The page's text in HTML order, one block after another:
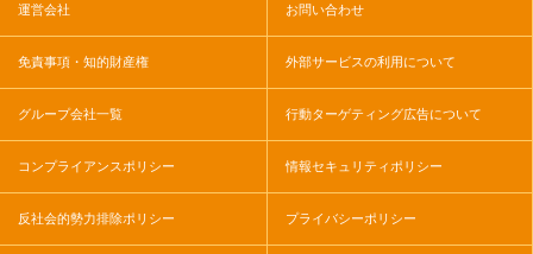
運営会社 お問い合わせ
免責事項・知的財産権 外部サービスの利用について
グループ会社一覧 行動ターゲティング広告について
コンプライアンスポリシー 情報セキュリティポリシー
反社会的勢力排除ポリシー プライバシーポリシー